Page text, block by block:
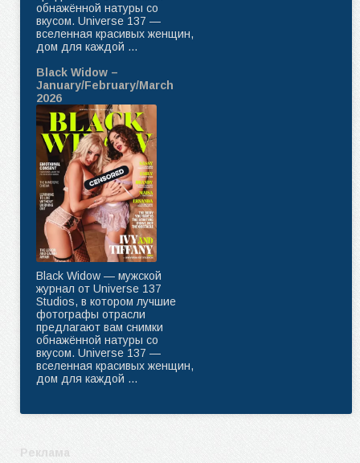
обнажённой натуры со
вкусом. Universe 137 —
вселенная красивых женщин,
дом для каждой ...
Black Widow –
January/February/March
2026
Black Widow — мужской
журнал от Universe 137
Studios, в котором лучшие
фотографы отрасли
предлагают вам снимки
обнажённой натуры со
вкусом. Universe 137 —
вселенная красивых женщин,
дом для каждой ...
Реклама